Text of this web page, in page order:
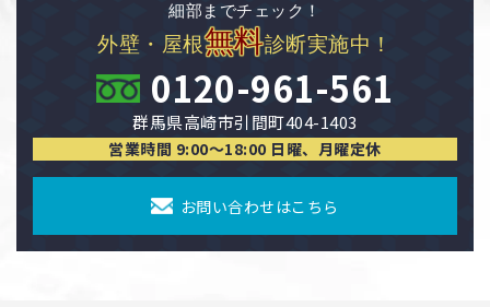
細部までチェック！
外壁・屋根無料診断実施中！
0120-961-561
群馬県高崎市引間町404-1403
営業時間 9:00〜18:00 日曜、月曜定休
お問い合わせはこちら